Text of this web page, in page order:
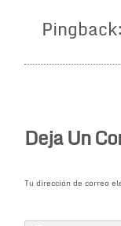
Pingback:
Deja Un
Tu dirección de correo